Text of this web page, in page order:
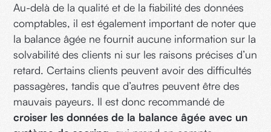
Au-delà de la qualité et de la fiabilité des données
comptables, il est également important de noter que
la balance âgée ne fournit aucune information sur la
solvabilité des clients ni sur les raisons précises d’un
retard. Certains clients peuvent avoir des difficultés
passagères, tandis que d’autres peuvent être des
mauvais payeurs. Il est donc recommandé de
croiser les données de la balance âgée avec un